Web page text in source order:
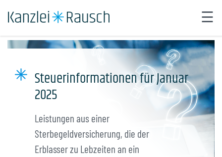
☰
Über uns
Automatisierung
Karriere
Steuer abgeben.
Steuerinformationen für Januar
2025
Leistungen aus einer
Sterbegeldversicherung, die der
Erblasser zu Lebzeiten an ein